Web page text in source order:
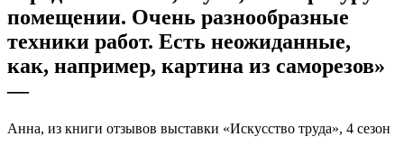
помещении. Очень разнообразные
техники работ. Есть неожиданные,
как, например, картина из саморезов»
—
Анна, из книги отзывов выставки «Искусство труда», 4 сезон